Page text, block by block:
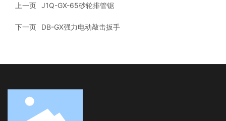
上一页 J1Q-GX-65砂轮排管锯
下一页 DB-GX强力电动敲击扳手